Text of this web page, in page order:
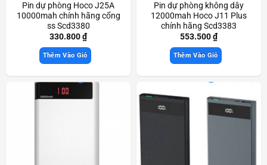
Pin dự phòng Hoco J25A
10000mah chính hãng cổng
ss Scd3380
330.800₫
Thêm Vào Giỏ
Pin dự phòng không dây
12000mah Hoco J11 Plus
chính hãng Scd3383
553.500₫
Thêm Vào Giỏ